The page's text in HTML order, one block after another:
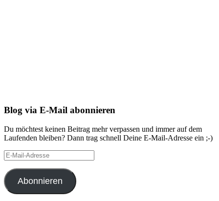
Blog via E-Mail abonnieren
Du möchtest keinen Beitrag mehr verpassen und immer auf dem
Laufenden bleiben? Dann trag schnell Deine E-Mail-Adresse ein ;-)
E-
Mail-
Adresse
Abonnieren